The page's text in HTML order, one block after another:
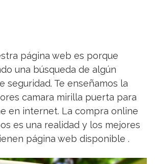
página web es porque
una búsqueda de algún
seguridad. Te enseñamos la
camara mirilla puerta para
en internet. La compra online
es una realidad y los mejores
página web disponible .